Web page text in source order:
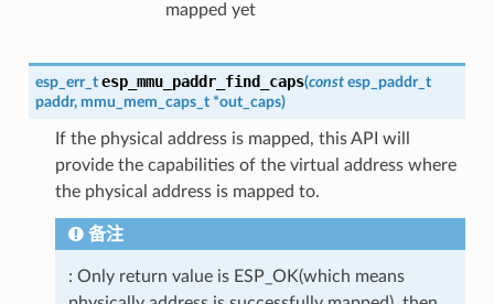
mapped yet
esp_err_t esp_mmu_paddr_find_caps(const esp_paddr_t
paddr, mmu_mem_caps_t *out_caps)
If the physical address is mapped, this API will
provide the capabilities of the virtual address where
the physical address is mapped to.
备注
: Only return value is ESP_OK(which means